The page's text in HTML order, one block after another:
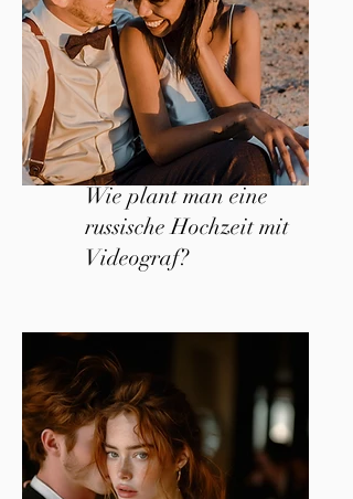
Wie plant man eine
russische Hochzeit mit
Videograf?